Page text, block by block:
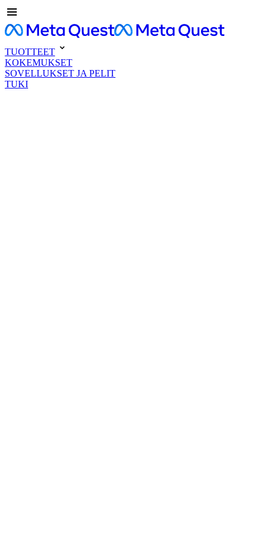
TUOTTEET
KOKEMUKSET
SOVELLUKSET JA PELIT
TUKI